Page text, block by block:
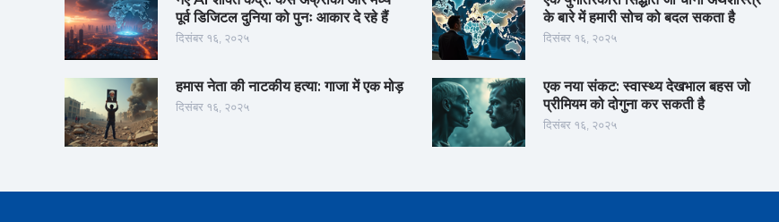
पूर्व डिजिटल दुनिया को पुनः आकार दे रहे हैं
दिसंबर १६, २०२५
के बारे में हमारी सोच को बदल सकता है
दिसंबर १६, २०२५
हमास नेता की नाटकीय हत्या: गाजा में एक मोड़
दिसंबर १६, २०२५
एक नया संकट: स्वास्थ्य देखभाल बहस जो
प्रीमियम को दोगुना कर सकती है
दिसंबर १६, २०२५